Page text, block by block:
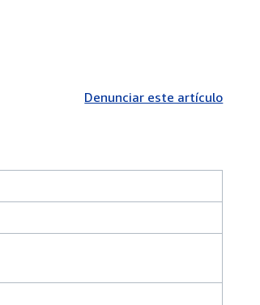
Denunciar este artículo